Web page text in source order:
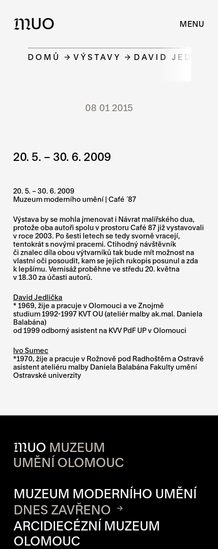
MUO MENU
DOMŮ VÝSTAVY DAVID
08 01 2015
20. 5. – 30. 6. 2009
20. 5. – 30. 6. 2009
Muzeum moderního umění | Café ´87
Výstava by se mohla jmenovat i Návrat malířského dua,
protože oba autoři spolu v prostoru Café 87 již vystavovali
v roce 2003. Po šesti letech se tedy svorně vracejí,
tentokrát s novými pracemi. Ctihodný návštěvník
či znalec díla obou výtvarníků tak bude mít možnost na
vlastní oči posoudit, kam se jejich rukopis posunul a zda
k lepšímu. Vernisáž proběhne ve středu 20. května
v 18.30 za účasti autorů.
David Jedlička
* 1969, žije a pracuje v Olomouci a ve Znojmě
studium 1992-1997 KVT OU (ateliér malby ak.mal. Daniela
Balabána)
od 1999 odborný asistent na KVV PdF UP v Olomouci
Ivo Sumec
*1970, žije a pracuje v Rožnově pod Radhoštěm a Ostravě
asistent ateliéru malby Daniela Balabána Fakulty umění
Ostravské univerzity
MUO MUZEUM
UMĚNÍ OLOMOUC
MUZEUM MODERNÍHO UMĚNÍ
DNES ZAVŘENO
ARCIDIECÉZNÍ MUZEUM
OLOMOUC